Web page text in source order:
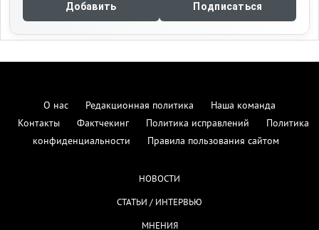
Добавить Подписаться
О нас Редакционная политика
Наша команда
Контакты
Фактчекинг Политика исправлений
Политика
конфиденциальности
Правила пользования сайтом
НОВОСТИ
СТАТЬИ / ИНТЕРВЬЮ
МНЕНИЯ